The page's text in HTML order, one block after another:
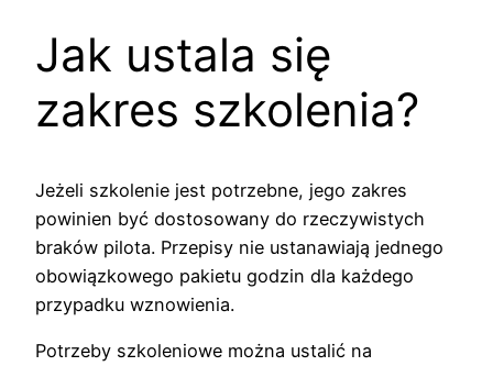
Jak ustala się
zakres szkolenia?
Jeżeli szkolenie jest potrzebne, jego zakres
powinien być dostosowany do rzeczywistych
braków pilota. Przepisy nie ustanawiają jednego
obowiązkowego pakietu godzin dla każdego
przypadku wznowienia.
Potrzeby szkoleniowe można ustalić na